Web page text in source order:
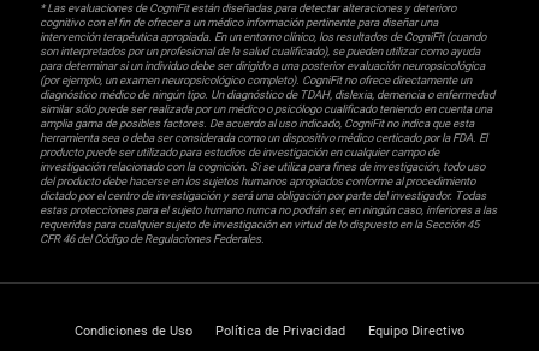
* Las evaluaciones de CogniFit están diseñadas para detectar alteraciones y deterioro
cognitivo con el fin de ofrecer a un médico información pertinente para diseñar una
intervención terapéutica apropiada. En un entorno clínico, los resultados de CogniFit (cuando
son interpretados por un profesional de la salud cualificado), se pueden utilizar como ayuda
para determinar si un individuo debe ser dirigido a una posterior evaluación neuropsicológica
(por ejemplo, un examen neuropsicológico completo). CogniFit no ofrece directamente un
diagnóstico médico de ningún tipo. Un diagnóstico de TDAH, dislexia, demencia o enfermedad
similar sólo puede ser realizada por un médico o psicólogo cualificado teniendo en cuenta una
amplia gama de posibles factores. De acuerdo al uso indicado, CogniFit no indica que esta
herramienta sea o deba ser considerada como un dispositivo médico certicado por la FDA. El
producto puede ser utilizado para estudios de investigación en cualquier campo de
investigación relacionado con la cognición. Si se utiliza para fines de investigación, todo uso
del producto debe hacerse en los sujetos humanos apropiados conforme al procedimiento
dictado por el centro de investigación y será una obligación por parte del investigador. Todas
estas protecciones para el sujeto humano nunca no podrán ser, en ningún caso, inferiores a las
requeridas para cualquier sujeto de investigación en virtud de lo dispuesto en la Sección 45
CFR 46 del Código de Regulaciones Federales.
Condiciones de Uso Política de Privacidad Equipo Directivo